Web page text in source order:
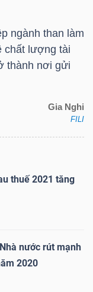
ngành than làm
chất lượng tài
thành nơi gửi
Gia Nghi
FILI
thuế 2021 tăng
nước rút mạnh
2020